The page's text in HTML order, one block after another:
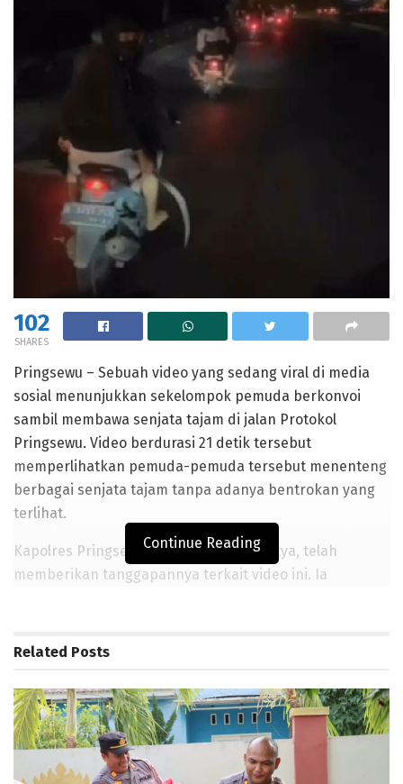
102
SHARES
Pringsewu – Sebuah video yang sedang viral di media
sosial menunjukkan sekelompok pemuda berkonvoi
sambil membawa senjata tajam di jalan Protokol
Pringsewu. Video berdurasi 21 detik tersebut
memperlihatkan pemuda-pemuda tersebut menenteng
berbagai senjata tajam tanpa adanya bentrokan yang
terlihat.
Kapolres Pringsewu, AKBP Benny Prasetya, telah
memberikan tanggapannya terkait video ini. Ia
Pekon Bulukarto, Gadingrejo, Pringsewu. Namun, pihak
mengetahui lebih lanjut tentang kelompok pemuda
yang terlibat serta waktu pembuatan video tersebut.
Dalam klarifikasinya, AKBP Benny menjelaskan bahwa
kelompok pemuda tersebut adalah pelajar dari salah
Continue Reading
Related Posts